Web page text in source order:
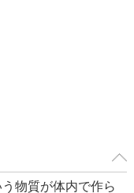
物質が体内で作ら